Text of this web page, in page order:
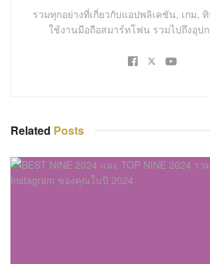
รวมทุกอย่างที่เกี่ยวกับแอปพลิเคชัน, เกม,
ใช้งานมือถือสมาร์ทโฟน รวมไปถึงอุป
Related Posts